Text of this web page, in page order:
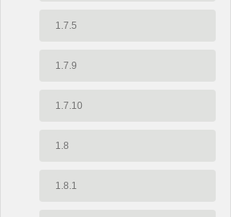
1.7.5
1.7.9
1.7.10
1.8
1.8.1